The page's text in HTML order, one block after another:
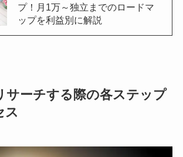
プ！月1万～独立までのロードマ
ップを利益別に解説
サーチする際の各ステップ
ス